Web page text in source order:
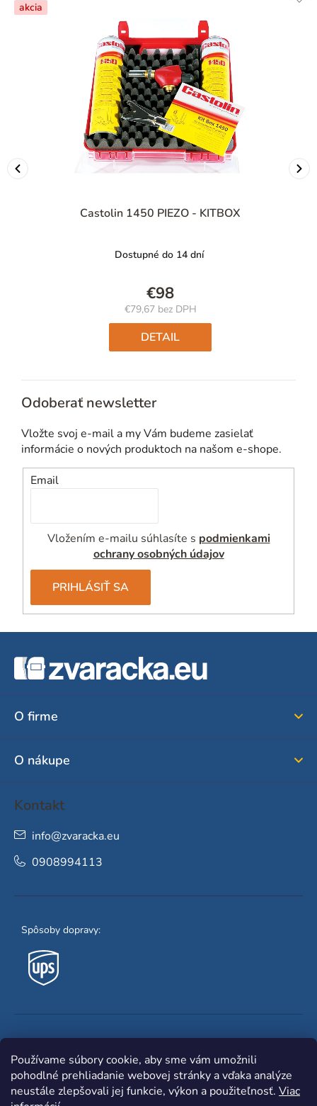
Používame súbory cookie, aby sme vám umožnili
pohodlné prehliadanie webovej stránky a vďaka analýze
neustále zlepšovali jej funkcie, výkon a použiteľnosť. Viac
akcia
Castolin 1450 PIEZO - KITBOX
Dostupné do 14 dní
€98
€79,67 bez DPH
Jednotková
cena:
DETAIL
Odoberať newsletter
Vložte svoj e-mail a my Vám budeme zasielať
informácie o nových produktoch na našom e-shope.
Email
Vložením e-mailu súhlasíte s podmienkami
ochrany osobných údajov
PRIHLÁSIŤ SA
O firme
O nákupe
Kontakt
info@zvaracka.eu
0908994113
Spôsoby dopravy: